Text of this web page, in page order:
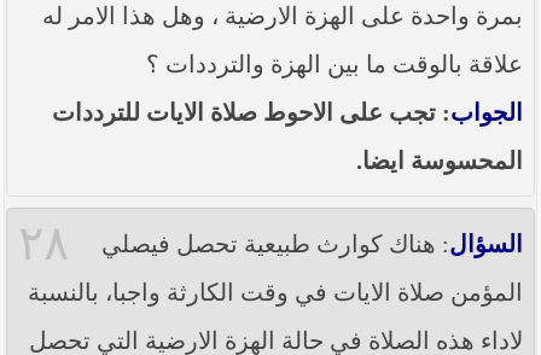
بمرة واحدة على الهزة الارضية ، وهل هذا الامر له
علاقة بالوقت ما بين الهزة والترددات ؟
الجواب: تجب على الاحوط صلاة الايات للترددات
المحسوسة ايضا.
٢٨ السؤال: هناك كوارث طبيعية تحصل فيصلي
المؤمن صلاة الايات في وقت الكارثة واجبا، بالنسبة
لاداء هذه الصلاة في حالة الهزة الارضية التي تحصل